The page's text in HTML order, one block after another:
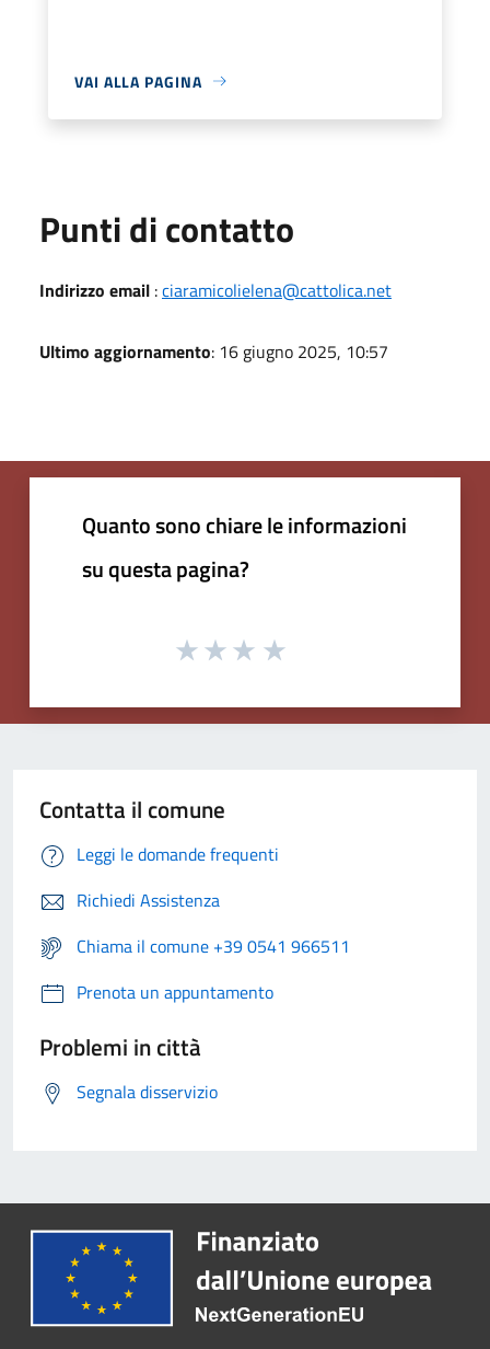
VAI ALLA PAGINA
Punti di contatto
Indirizzo email :ciaramicolielena@cattolica.net
Ultimo aggiornamento: 16 giugno 2025, 10:57
Quanto sono chiare le informazioni
su questa pagina?
Contatta il comune
Leggi le domande frequenti
Richiedi Assistenza
Chiama il comune +39 0541 966511
Prenota un appuntamento
Problemi in città
Segnala disservizio